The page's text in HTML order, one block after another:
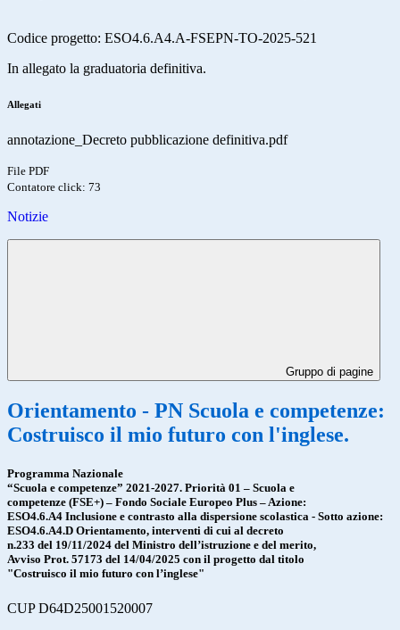
Codice progetto: ESO4.6.A4.A-FSEPN-TO-2025-521
In allegato la graduatoria definitiva.
Allegati
annotazione_Decreto pubblicazione definitiva.pdf
File PDF
Contatore click: 73
Notizie
Gruppo di pagine
Orientamento - PN Scuola e competenze:
Costruisco il mio futuro con l'inglese.
Programma Nazionale
“Scuola e competenze” 2021-2027. Priorità 01 – Scuola e
competenze (FSE+) – Fondo Sociale Europeo Plus – Azione:
ESO4.6.A4 Inclusione e contrasto alla dispersione scolastica - Sotto azione:
ESO4.6.A4.D Orientamento, interventi di cui al decreto
n.233 del 19/11/2024 del Ministro dell’istruzione e del merito,
Avviso Prot. 57173 del 14/04/2025 con il progetto dal titolo
"Costruisco il mio futuro con l’inglese"
CUP D64D25001520007